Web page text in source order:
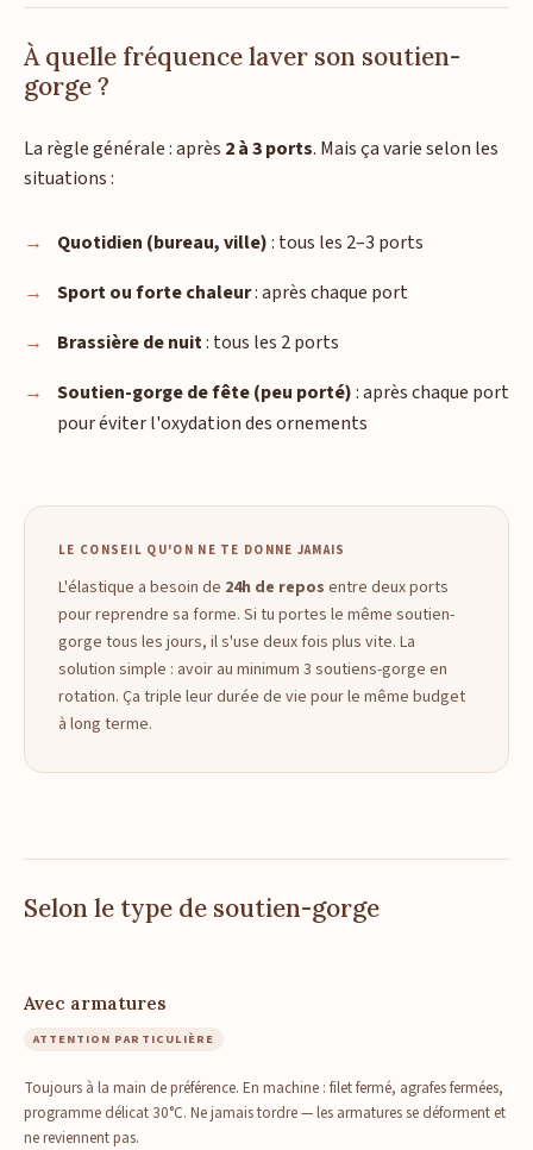
À quelle fréquence laver son soutien-
gorge ?
La règle générale : après 2 à 3 ports. Mais ça varie selon les
situations :
Quotidien (bureau, ville): tous les 2–3 ports
Sport ou forte chaleur: après chaque port
Brassière de nuit: tous les 2 ports
Soutien-gorge de fête (peu porté): après chaque port
pour éviter l'oxydation des ornements
LE CONSEIL QU'ON NE TE DONNE JAMAIS
L'élastique a besoin de 24h de repos entre deux ports
pour reprendre sa forme. Si tu portes le même soutien-
gorge tous les jours, il s'use deux fois plus vite. La
solution simple : avoir au minimum 3 soutiens-gorge en
rotation. Ça triple leur durée de vie pour le même budget
à long terme.
Selon le type de soutien-gorge
Avec armatures
ATTENTION PARTICULIÈRE
Toujours à la main de préférence. En machine : filet fermé, agrafes fermées,
programme délicat 30°C. Ne jamais tordre — les armatures se déforment et
ne reviennent pas.